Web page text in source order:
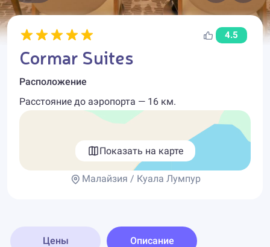
4.5
Cormar Suites
Расположение
Расстояние до аэропорта — 16 км.
Показать на карте
Малайзия / Куала Лумпур
Цены Описание